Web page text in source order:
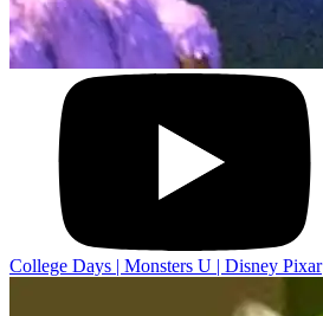
College Days | Monsters U | Disney Pixar